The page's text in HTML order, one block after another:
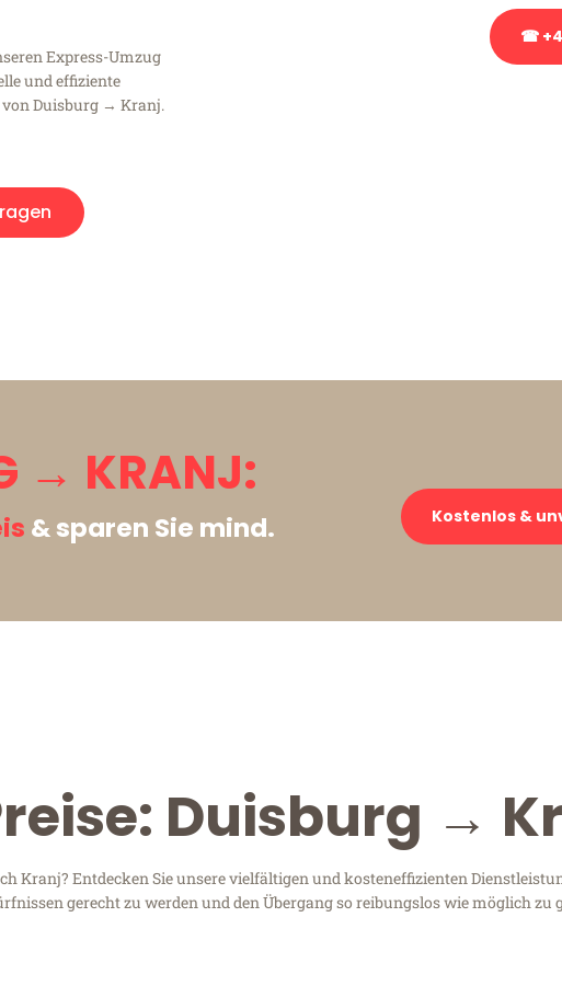
Express-Umzug
und effiziente
Duisburg → Kranj.
☎
→ KRANJ:
& sparen Sie mind.
Kostenlos &
Duisburg →
Kranj? Entdecken Sie unsere vielfältigen und kosteneffizienten
gerecht zu werden und den Übergang so reibungslos wie möglich zu